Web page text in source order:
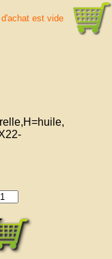
est vide